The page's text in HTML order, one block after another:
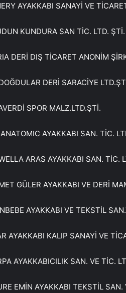
AYAKKABI SANAYİ VE
KUNDURA SAN TİC. LTD. ŞTİ.
DERİ DIŞ TİCARET ANONİM
DERİ SARACİYE
SPOR MALZ.LTD.ŞTİ.
AYAKKABI SAN. TİC.
ARAS AYAKKABI SAN. TİC.
GÜLER AYAKKABI VE DERİ
AYAKKABI VE TEKSTİL
AYAKKABI KALIP SANAYİ VE
AYAKKABICILIK SAN. VE TİC.
EMİN AYAKKABI TEKSTİL SAN.